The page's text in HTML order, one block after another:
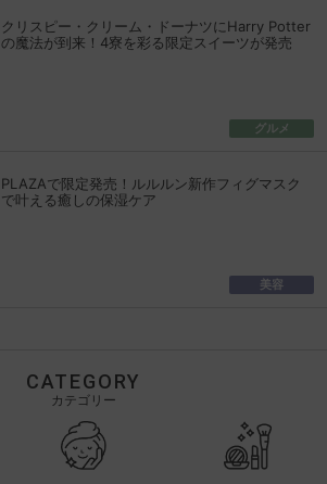
クリスピー・クリーム・ドーナツにHarry Potter
の魔法が到来！4寮を彩る限定スイーツが発売
グルメ
PLAZAで限定発売！ルルルン新作フィグマスク
で叶える癒しの保湿ケア
美容
CATEGORY
カテゴリー